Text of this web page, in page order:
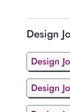
Design
Design
Design